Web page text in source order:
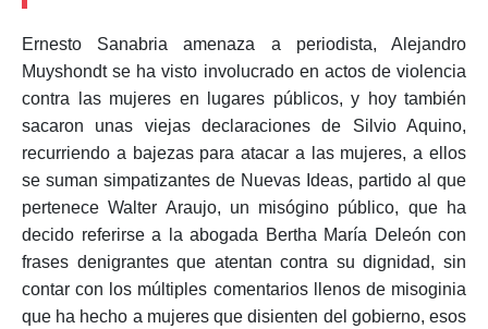
Ernesto Sanabria amenaza a periodista, Alejandro
Muyshondt se ha visto involucrado en actos de violencia
contra las mujeres en lugares públicos, y hoy también
sacaron unas viejas declaraciones de Silvio Aquino,
recurriendo a bajezas para atacar a las mujeres, a ellos
se suman simpatizantes de Nuevas Ideas, partido al que
pertenece Walter Araujo, un misógino público, que ha
decido referirse a la abogada Bertha María Deleón con
frases denigrantes que atentan contra su dignidad, sin
contar con los múltiples comentarios llenos de misoginia
que ha hecho a mujeres que disienten del gobierno, esos